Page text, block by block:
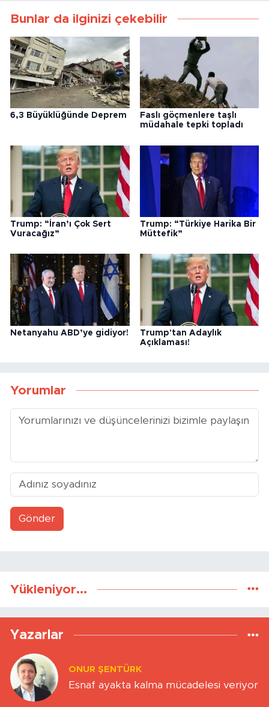
Bunlar da ilginizi çekebilir
6,3 Büyüklüğünde Deprem
Faslı göçmenlere taşlı
müdahale tepki topladı
Trump: “İran’ı Çok Sert
Vuracağız”
Trump: “Türkiye Harika Bir
Müttefik”
Netanyahu ABD’ye gidiyor!
Trump'tan Adaylık
Açıklaması!
Yorumlar
Gönder
Yükleniyor...
Yazarlar
ONUR ŞENTÜRK
Esnaf ayakta kalma mücadelesi veriyor